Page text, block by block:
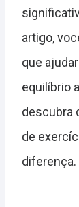
artigo,
que
equilíbrio
descubra
de
diferença.